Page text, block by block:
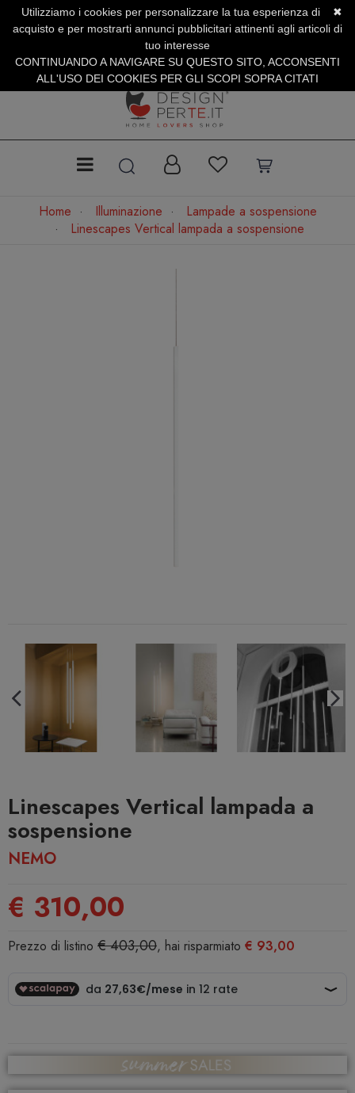
SERVIZIO CLIENTI +39.0773.470.562
SUMMER SALES | Fino al 31 Agosto
Home Illuminazione
Lampade a sospensione
Linescapes Vertical lampada a sospensione
Linescapes Vertical lampada a
sospensione
NEMO
€ 310,00
Prezzo di listino € 403,00, hai risparmiato € 93,00
✖
Utilizziamo i cookies per personalizzare la tua esperienza di
acquisto e per mostrarti annunci pubblicitari attinenti agli articoli di
tuo interesse
CONTINUANDO A NAVIGARE SU QUESTO SITO, ACCONSENTI
ALL'USO DEI COOKIES PER GLI SCOPI SOPRA CITATI